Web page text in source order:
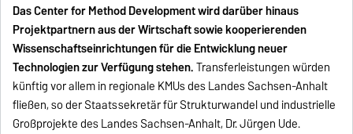
Das Center for Method Development wird darüber hinaus
Projektpartnern aus der Wirtschaft sowie kooperierenden
Wissenschaftseinrichtungen für die Entwicklung neuer
Technologien zur Verfügung stehen.Transferleistungen würden
künftig vor allem in regionale KMUs des Landes Sachsen-Anhalt
fließen, so der Staatssekretär für Strukturwandel und industrielle
Großprojekte des Landes Sachsen-Anhalt, Dr. Jürgen Ude.